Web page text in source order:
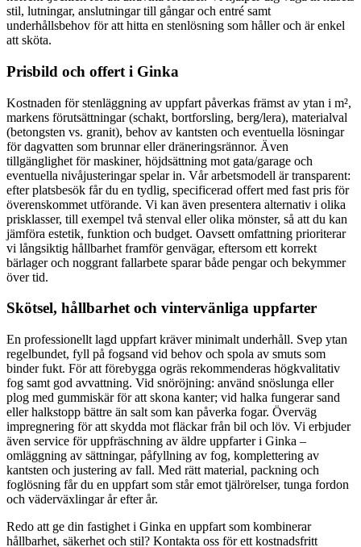
stil, lutningar, anslutningar till gångar och entré samt
underhållsbehov för att hitta en stenlösning som håller och är enkel
att sköta.
Prisbild och offert i Ginka
Kostnaden för stenläggning av uppfart påverkas främst av ytan i m²,
markens förutsättningar (schakt, bortforsling, berg/lera), materialval
(betongsten vs. granit), behov av kantsten och eventuella lösningar
för dagvatten som brunnar eller dräneringsrännor. Även
tillgänglighet för maskiner, höjdsättning mot gata/garage och
eventuella nivåjusteringar spelar in. Vår arbetsmodell är transparent:
efter platsbesök får du en tydlig, specificerad offert med fast pris för
överenskommet utförande. Vi kan även presentera alternativ i olika
prisklasser, till exempel två stenval eller olika mönster, så att du kan
jämföra estetik, funktion och budget. Oavsett omfattning prioriterar
vi långsiktig hållbarhet framför genvägar, eftersom ett korrekt
bärlager och noggrant fallarbete sparar både pengar och bekymmer
över tid.
Skötsel, hållbarhet och vintervänliga uppfarter
En professionellt lagd uppfart kräver minimalt underhåll. Svep ytan
regelbundet, fyll på fogsand vid behov och spola av smuts som
binder fukt. För att förebygga ogräs rekommenderas högkvalitativ
fog samt god avvattning. Vid snöröjning: använd snöslunga eller
plog med gummiskär för att skona kanter; vid halka fungerar sand
eller halkstopp bättre än salt som kan påverka fogar. Överväg
impregnering för att skydda mot fläckar från bil och löv. Vi erbjuder
även service för uppfräschning av äldre uppfarter i Ginka –
omläggning av sättningar, påfyllning av fog, komplettering av
kantsten och justering av fall. Med rätt material, packning och
foglösning får du en uppfart som står emot tjälrörelser, tunga fordon
och väderväxlingar år efter år.
Redo att ge din fastighet i Ginka en uppfart som kombinerar
hållbarhet, säkerhet och stil? Kontakta oss för ett kostnadsfritt